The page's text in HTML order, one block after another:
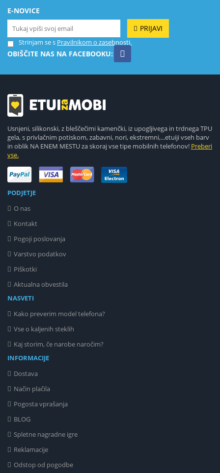
E-NOVICE
PRIJAVI
Strinjam se s Pravilnikom o zasebnosti.
OBIŠČITE NAS NA FACEBOOKU:
Usnjeni, silikonski, z bleščečimi kamenčki, iz upogljivega in trdnega TPU
gela, s privlačnim potiskom, zabavni, nori, ekstremni,...etuiji vseh barv
in oblik NA ENEM MESTU za skoraj vse tipe mobilnih telefonov! Preberi
vse.
PODJETJE
O nas
Kontakt
Pogoji poslovanja
Varstvo podatkov
Piškotki
Aktualna obvestila
NASVETI
Kako preverim model telefona?
Vse o kaljenih steklih
Kaj storim, če narobe naročim?
INFORMACIJE
Dostava
Način plačila
Pogosta vprašanja
BLOG
Spletne nagradne igre
Reklamacije
Odstop od pogodbe